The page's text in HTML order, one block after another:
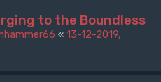
to the Boundless
« 13-12-2019,